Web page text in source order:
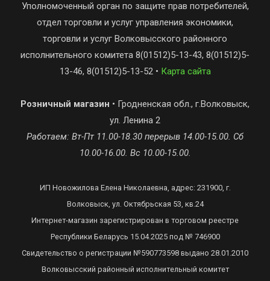
Уполномоченный орган по защите прав потребителей,
отдел торговли и услуг управления экономики,
торговли и услуг Волковысского районного
исполнительного комитета 8(01512)5-13-43, 8(01512)5-
13-46, 8(01512)5-13-52 • Карта сайта
Розничный магазин • Гродненская обл., г.Волковыск,
ул. Ленина 2
Работаем: Вт-Пт 11.00-18.30 перерыв 14.00-15.00. Сб
10.00-16.00. Вс 10.00-15.00.
ИП Новожилова Елена Николаевна, адрес: 231900, г.
Волковыск, ул. Октябрьская 53, кв.24
Интернет-магазин зарегистрирован в торговом реестре
Республики Беларусь 15.04.2025 под № 746900
Свидетельство о регистрации №590773598 выдано 28.01.2010
Волковысский районный исполнительный комитет